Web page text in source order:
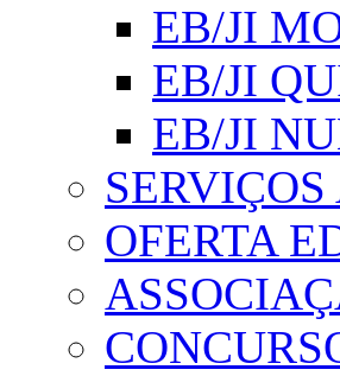
EB/JI
EB/JI
EB/JI
OFERTA